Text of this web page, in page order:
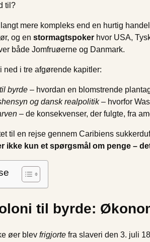
til?
mere kompleks end en hurtig
og en stormagtspoker hvor USA,
både Jomfruøerne og Danmark.
ned i tre afgørende kapitler:
byrde – hvordan en blomstrende
og dansk realpolitik– hvorfor
– de konsekvenser, der fulgte, fra
til en rejse gennem Caribiens
ikke kun et spørgsmål om penge –
til byrde:
øer blev frigjorte fra slaveri den 3. juli